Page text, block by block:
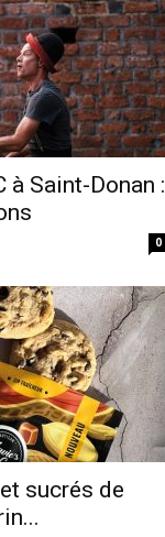
à Saint-Donan :
0
sucrés de